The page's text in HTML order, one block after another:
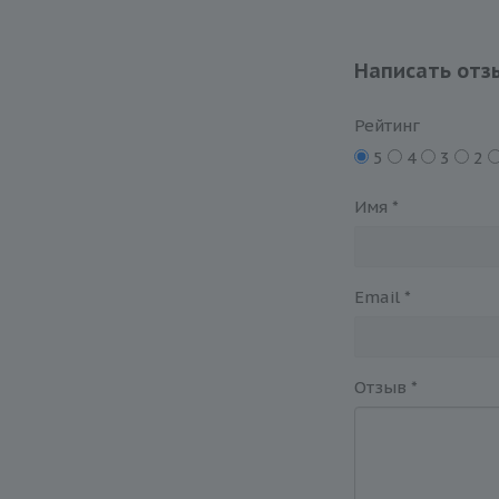
Написать
Рейтинг
5
4 3 2
Имя *
Email *
Отзыв *